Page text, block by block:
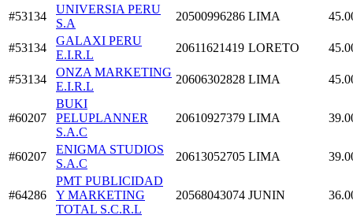
#53134
UNIVERSIA PERU
S.A
20500996286 LIMA
#53134
GALAXI PERU
E.I.R.L
20611621419 LORETO
#53134
ONZA MARKETING
E.I.R.L
20606302828 LIMA
#60207
BUKI
PELUPLANNER
S.A.C
20610927379 LIMA
#60207
ENIGMA STUDIOS
S.A.C
20613052705 LIMA
#64286
PMT PUBLICIDAD
Y MARKETING
TOTAL S.C.R.L
20568043074 JUNIN